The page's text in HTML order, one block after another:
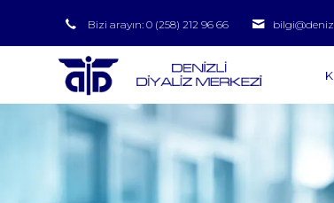
Bizi arayın: 0 (258) 212 96 66